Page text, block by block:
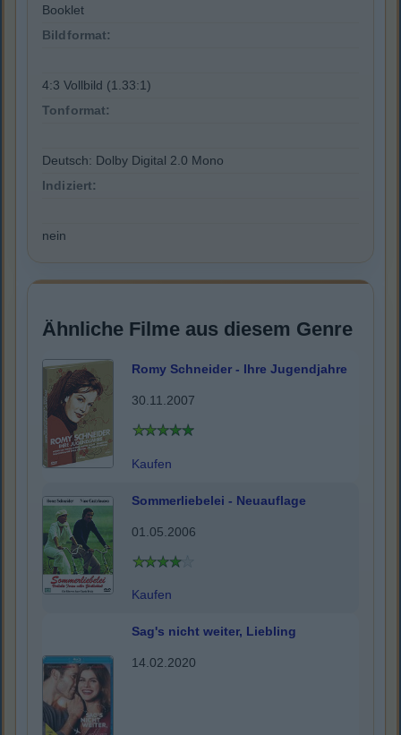
Booklet
Bildformat:
4:3 Vollbild (1.33:1)
Tonformat:
Deutsch: Dolby Digital 2.0 Mono
Indiziert:
nein
Ähnliche Filme aus diesem Genre
Romy Schneider - Ihre Jugendjahre
30.11.2007
Kaufen
Sommerliebelei - Neuauflage
01.05.2006
Kaufen
Sag's nicht weiter, Liebling
14.02.2020